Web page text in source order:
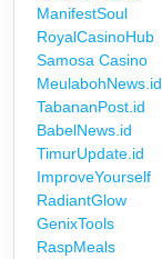
ManifestSoul
RoyalCasinoHub
Samosa Casino
MeulabohNews.id
TabananPost.id
BabelNews.id
TimurUpdate.id
ImproveYourself
RadiantGlow
GenixTools
RaspMeals